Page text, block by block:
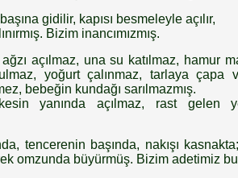
gidilir, kapısı besmeleyle açılır,
Bizim inancımızmış.
açılmaz, una su katılmaz, hamur
yoğurt çalınmaz, tarlaya çapa
bebeğin kundağı sarılmazmış.
yanında açılmaz, rast gelen
tencerenin başında, nakışı
omzunda büyürmüş. Bizim adetimiz